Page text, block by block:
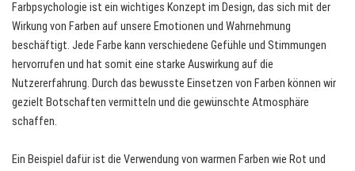
Farbpsychologie ist ein wichtiges Konzept im Design, das sich mit der
Wirkung von Farben auf unsere Emotionen und Wahrnehmung
beschäftigt. Jede Farbe kann verschiedene Gefühle und Stimmungen
hervorrufen und hat somit eine starke Auswirkung auf die
Nutzererfahrung. Durch das bewusste Einsetzen von Farben können wir
gezielt Botschaften vermitteln und die gewünschte Atmosphäre
schaffen.
Ein Beispiel dafür ist die Verwendung von warmen Farben wie Rot und